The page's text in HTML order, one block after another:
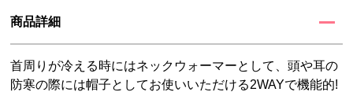
商品詳細
首周りが冷える時にはネックウォーマーとして、頭や耳の
防寒の際には帽子としてお使いいただける2WAYで機能的!